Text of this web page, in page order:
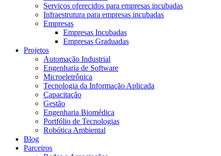
Serviços oferecidos para empresas incubadas
Infraestrutura para empresas incubadas
Empresas
Empresas Incubadas
Empresas Graduadas
Projetos
Automação Industrial
Engenharia de Software
Microeletrônica
Tecnologia da Informação Aplicada
Capacitação
Gestão
Engenharia Biomédica
Portfólio de Tecnologias
Robótica Ambiental
Blog
Parceiros